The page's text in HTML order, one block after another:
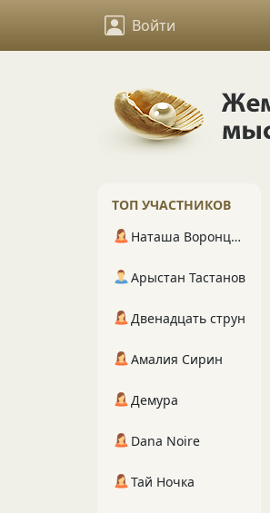
Войти
ТОП УЧАСТНИКОВ
Наташа Воронцова
Арыстан Тастанов
Двенадцать струн
Амалия Сирин
Демура
Dana Noire
Тай Ночка